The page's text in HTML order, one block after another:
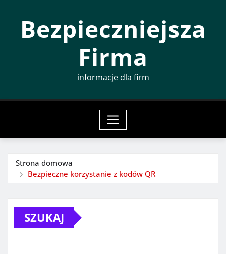
Bezpieczniejsza
Firma
informacje dla firm
Strona domowa
Bezpieczne korzystanie z kodów QR
SZUKAJ